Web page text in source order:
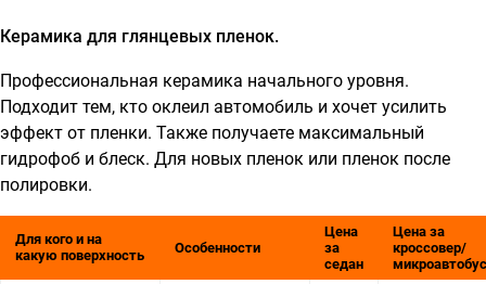
Керамика для глянцевых пленок.
Профессиональная керамика начального уровня.
Подходит тем, кто оклеил автомобиль и хочет усилить
эффект от пленки. Также получаете максимальный
гидрофоб и блеск. Для новых пленок или пленок после
полировки.
Для кого и на
какую поверхность
Особенности
Цена
за
седан
Цена за
кроссовер/
микроавтобус